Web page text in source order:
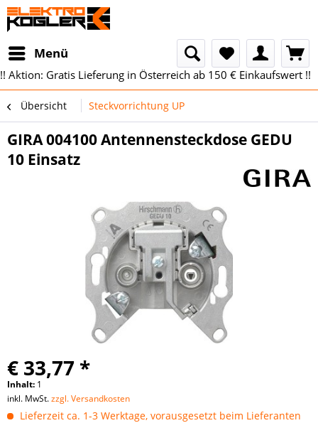
Menü
!! Aktion: Gratis Lieferung in Österreich ab 150 € Einkaufswert !!
Übersicht Steckvorrichtung UP
GIRA 004100 Antennensteckdose GEDU
10 Einsatz
€ 33,77 *
Inhalt: 1
inkl. MwSt.zzgl. Versandkosten
Lieferzeit ca. 1-3 Werktage, vorausgesetzt beim Lieferanten